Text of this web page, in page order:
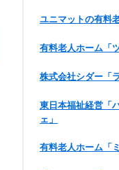
ユニマットの有料
有料老人ホーム「
株式会社シダー「
東日本福祉経営「
ェ」
有料老人ホーム「